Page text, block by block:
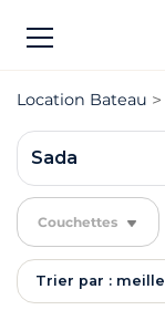
Location Bateau
Sada
Couchettes
Trier par :